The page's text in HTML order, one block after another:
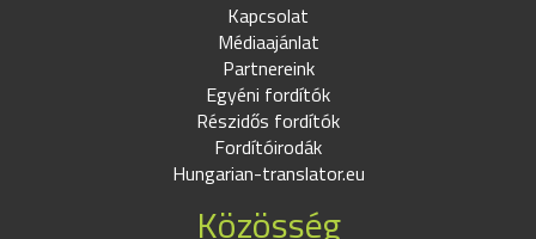
Kapcsolat
Médiaajánlat
Partnereink
Egyéni fordítók
Részidős fordítók
Fordítóirodák
Hungarian-translator.eu
Közösség